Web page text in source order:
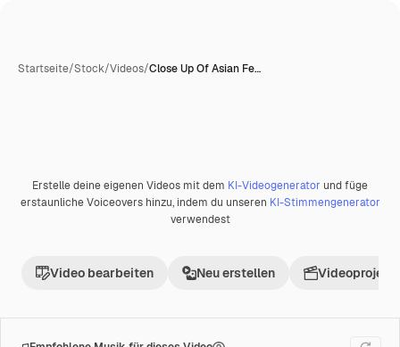
Startseite/Stock/Videos/Close Up Of Asian Fe…
Premium
Erstelle deine eigenen Videos mit dem KI-Videogenerator und füge
erstaunliche Voiceovers hinzu, indem du unseren KI-Stimmengenerator
verwendest
Video bearbeiten Neu erstellen Videoprojekt